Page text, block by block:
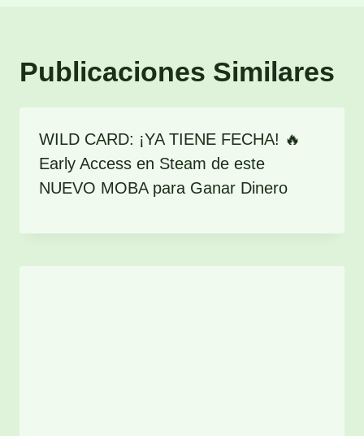
Publicaciones Similares
WILD CARD: ¡YA TIENE FECHA! 🔥
Early Access en Steam de este
NUEVO MOBA para Ganar Dinero